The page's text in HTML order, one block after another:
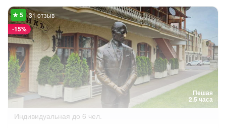
Пешая
2.5 часа
-15%
31 отзыв
Индивидуальная до 6 чел.